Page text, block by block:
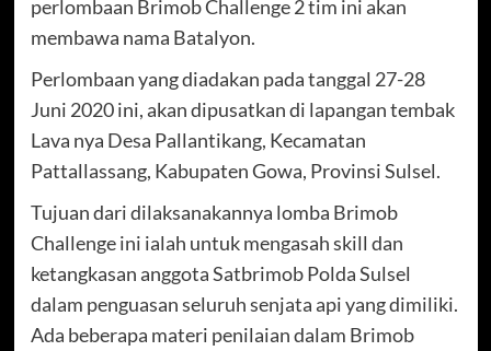
perlombaan Brimob Challenge 2 tim ini akan
membawa nama Batalyon.
Perlombaan yang diadakan pada tanggal 27-28
Juni 2020 ini, akan dipusatkan di lapangan tembak
Lava nya Desa Pallantikang, Kecamatan
Pattallassang, Kabupaten Gowa, Provinsi Sulsel.
Tujuan dari dilaksanakannya lomba Brimob
Challenge ini ialah untuk mengasah skill dan
ketangkasan anggota Satbrimob Polda Sulsel
dalam penguasan seluruh senjata api yang dimiliki.
Ada beberapa materi penilaian dalam Brimob